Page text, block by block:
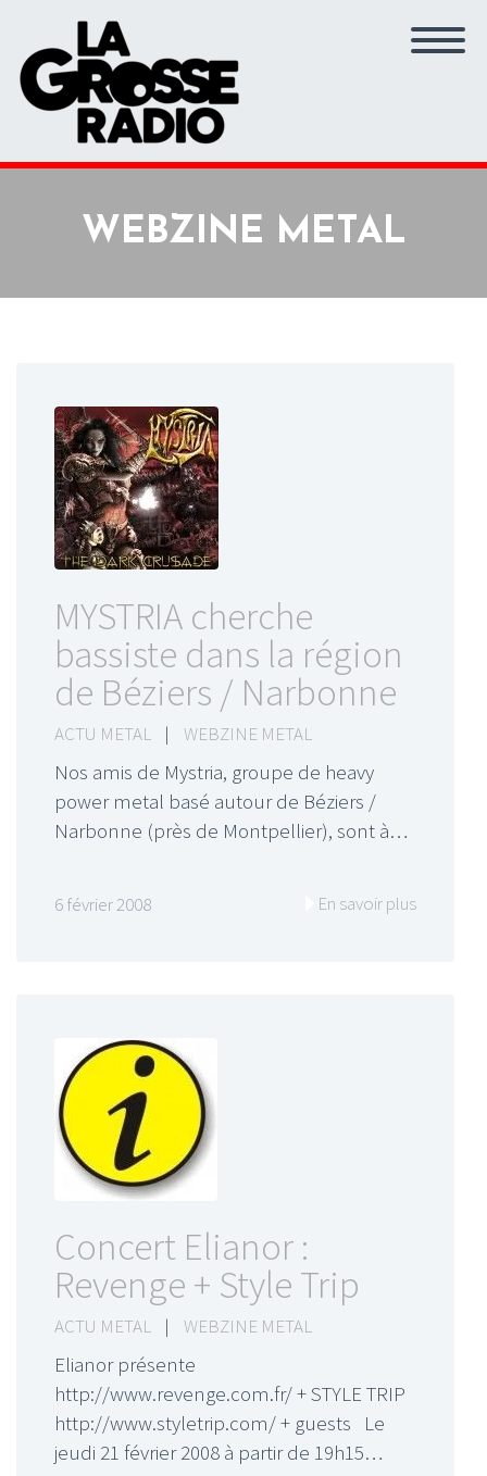
WEBZINE METAL
MYSTRIA cherche
bassiste dans la région
de Béziers / Narbonne
ACTU METAL | WEBZINE METAL
Nos amis de Mystria, groupe de heavy
power metal basé autour de Béziers /
Narbonne (près de Montpellier), sont à…
6 février 2008 En savoir plus
Concert Elianor :
Revenge + Style Trip
ACTU METAL | WEBZINE METAL
Elianor présente
http://www.revenge.com.fr/ + STYLE TRIP
http://www.styletrip.com/ + guests Le
jeudi 21 février 2008 à partir de 19h15…